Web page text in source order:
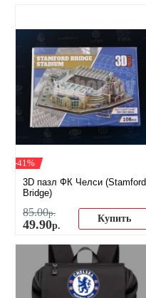
-41%
3D пазл ФК Челси (Stamford
Bridge)
85.00р.
49.90р.
Купить